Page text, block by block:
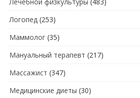
Логопед (253)
Маммолог (35)
Мануальный терапевт (217)
Массажист (347)
Медицинские диеты (30)